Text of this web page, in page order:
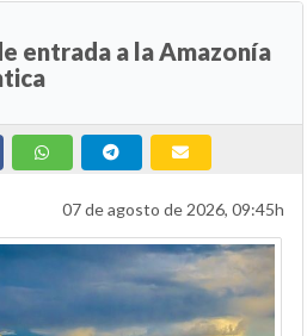
entrada a la Amazonía
07 de agosto de 2026, 09:45h